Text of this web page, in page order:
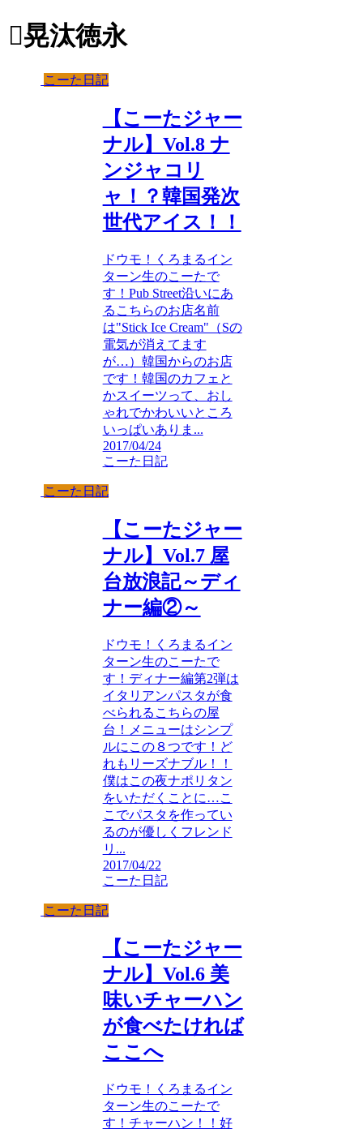
晃汰徳永
こーた日記
【こーたジャー
ナル】Vol.8 ナ
ンジャコリ
ャ！？韓国発次
世代アイス！！
ドウモ！くろまるイン
ターン生のこーたで
す！Pub Street沿いにあ
るこちらのお店名前
は"Stick Ice Cream"（Sの
電気が消えてます
が…）韓国からのお店
です！韓国のカフェと
かスイーツって、おし
ゃれでかわいいところ
いっぱいありま...
2017/04/24
こーた日記
こーた日記
【こーたジャー
ナル】Vol.7 屋
台放浪記～ディ
ナー編②～
ドウモ！くろまるイン
ターン生のこーたで
す！ディナー編第2弾は
イタリアンパスタが食
べられるこちらの屋
台！メニューはシンプ
ルにこの８つです！ど
れもリーズナブル！！
僕はこの夜ナポリタン
をいただくことに…こ
こでパスタを作ってい
るのが優しくフレンド
リ...
2017/04/22
こーた日記
こーた日記
【こーたジャー
ナル】Vol.6 美
味いチャーハン
が食べたければ
ここへ
ドウモ！くろまるイン
ターン生のこーたで
す！チャーハン！！好